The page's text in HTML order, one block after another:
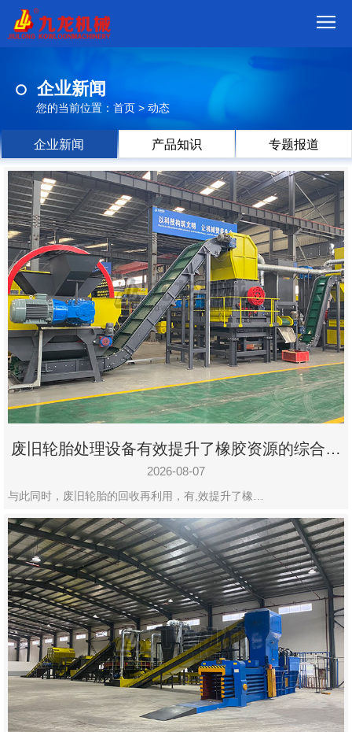
品
视
频
现
场
方
案
动
态
联
系
郑
州
市
九
设
有
限
公
司
豫
ICP
备
19020390
号-1
企业新闻
您的当前位置： 首页 > 动态
企业新闻 产品知识 专题报道
废旧轮胎处理设备有效提升了橡胶资源的综合利
用率
2026-08-07
与此同时，废旧轮胎的回收再利用，有,效提升了橡…